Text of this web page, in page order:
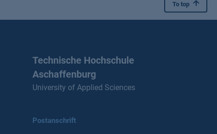
To top
Technische Hochschule
Aschaffenburg
University of Applied Sciences
Postanschrift